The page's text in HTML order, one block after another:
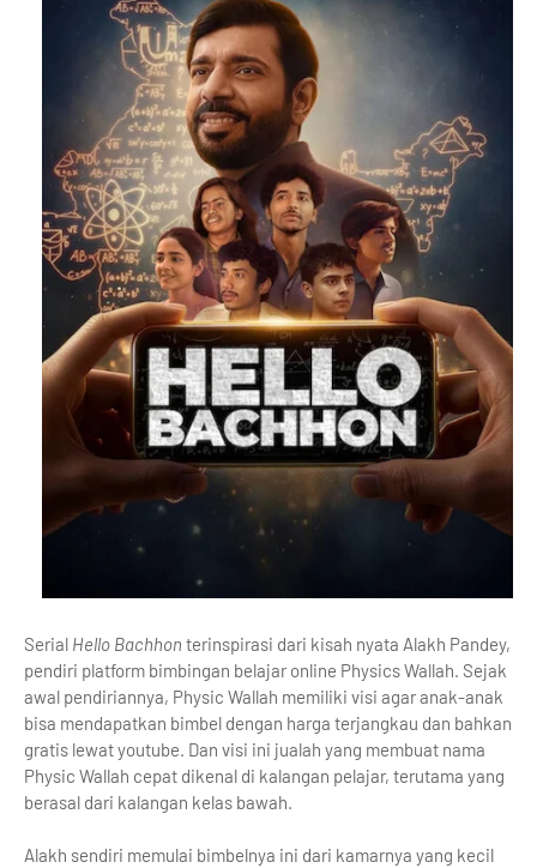
Serial Hello Bachhon terinspirasi dari kisah nyata Alakh Pandey,
pendiri platform bimbingan belajar online Physics Wallah. Sejak
awal pendiriannya, Physic Wallah memiliki visi agar anak-anak
bisa mendapatkan bimbel dengan harga terjangkau dan bahkan
gratis lewat youtube. Dan visi ini jualah yang membuat nama
Physic Wallah cepat dikenal di kalangan pelajar, terutama yang
berasal dari kalangan kelas bawah.
Alakh sendiri memulai bimbelnya ini dari kamarnya yang kecil